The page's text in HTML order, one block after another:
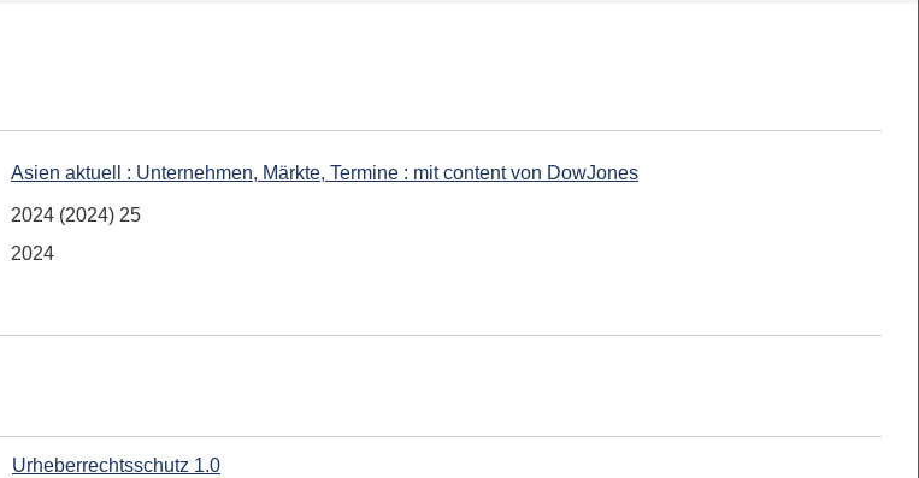
Asien aktuell : Unternehmen, Märkte, Termine : mit content von DowJones
2024 (2024) 25
2024
Urheberrechtsschutz 1.0